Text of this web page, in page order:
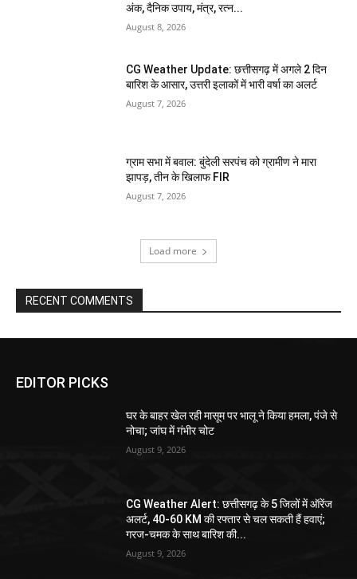
अंक, दैनिक उपाय, मंत्र, रत्न...
August 8, 2026
CG Weather Update: छत्तीसगढ़ में अगले 2 दिन
बारिश के आसार, उत्तरी इलाकों में भारी वर्षा का अलर्ट
August 7, 2026
ग्राम सभा में बवाल: बुंदेली सरपंच को ग्रामीण ने मारा
झापड़, तीन के खिलाफ FIR
August 7, 2026
Load more
RECENT COMMENTS
EDITOR PICKS
घर के बाहर खेल रही मासूम पर भालू ने किया हमला, पंजे से
नोचा; जांघ में गंभीर चोट
August 9, 2026
CG Weather Alert: छत्तीसगढ़ के 5 जिलों में ऑरेंज
अलर्ट, 40-60 KM की रफ्तार से चल सकती हैं हवाएं;
गरज-चमक के साथ बारिश की...
August 9, 2026